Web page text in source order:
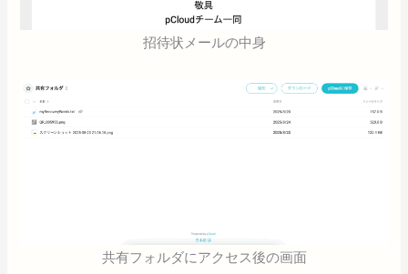
招待状メールの中身
共有フォルダにアクセス後の画面